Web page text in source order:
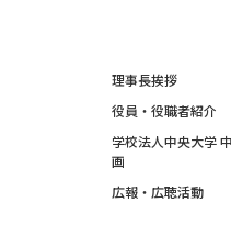
理事長挨拶
役員・役職者紹介
学校法人中央大学
画
広報・広聴活動